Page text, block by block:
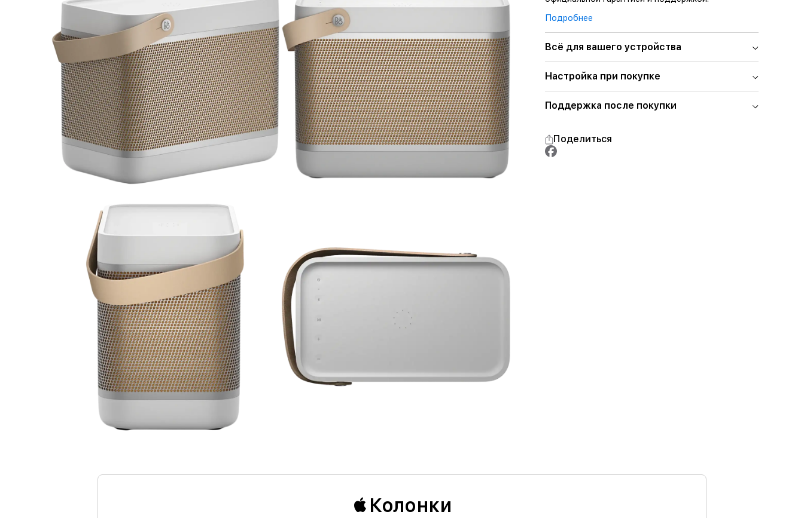
Подробнее
Всё для вашего устройства
Настройка при покупке
Поддержка после покупки
Поделиться
Колонки